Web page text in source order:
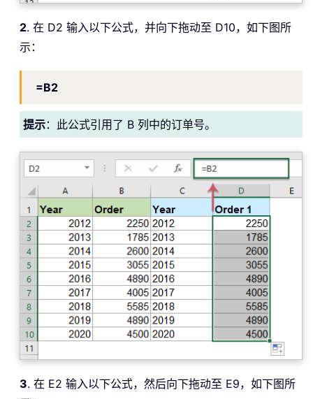
2. 在 D2 输入以下公式，并向下拖动至 D10，如下图所
示：
=B2
提示：此公式引用了 B 列中的订单号。
3. 在 E2 输入以下公式，然后向下拖动至 E9，如下图所